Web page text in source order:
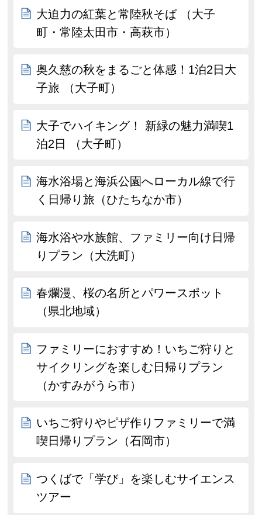
大迫力の紅葉と常陸秋そば （大子
町・常陸太田市・高萩市）
奥久慈の秋をまるごと体感！1泊2日大
子旅 （大子町）
大子でハイキング！ 新緑の魅力満喫1
泊2日 （大子町）
海水浴場と海浜公園へローカル線で行
く日帰り旅（ひたちなか市）
海水浴や水族館、ファミリー向け日帰
りプラン（大洗町）
春爛漫、桜の名所とパワースポット
（県北地域）
ファミリーにおすすめ！いちご狩りと
サイクリングを楽しむ日帰りプラン
（かすみがうら市）
いちご狩りやピザ作りファミリーで満
喫日帰りプラン（石岡市）
つくばで「学び」を楽しむサイエンス
ツアー